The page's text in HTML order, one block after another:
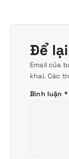
Để
Email của
khai. Các
Bình luận *